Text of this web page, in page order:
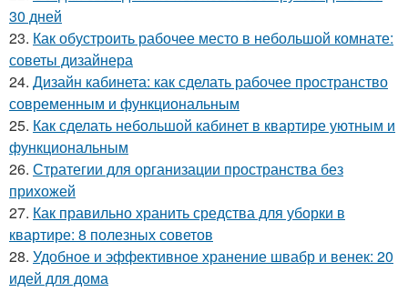
30 дней
23. Как обустроить рабочее место в небольшой комнате:
советы дизайнера
24. Дизайн кабинета: как сделать рабочее пространство
современным и функциональным
25. Как сделать небольшой кабинет в квартире уютным и
функциональным
26. Стратегии для организации пространства без
прихожей
27. Как правильно хранить средства для уборки в
квартире: 8 полезных советов
28. Удобное и эффективное хранение швабр и венек: 20
идей для дома